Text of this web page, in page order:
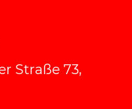
Straße 73,